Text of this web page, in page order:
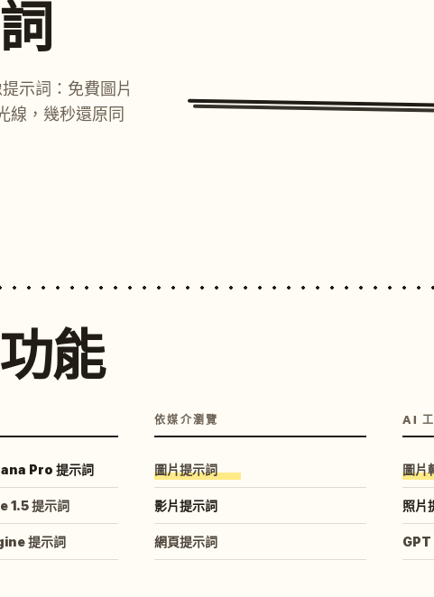
示詞：免費圖片
線，幾秒還原同
能
Pro 提示詞
1.5 提示詞
提示詞
依媒介瀏覽
圖片提示詞
影片提示詞
網頁提示詞
AI
圖片
照片
GPT